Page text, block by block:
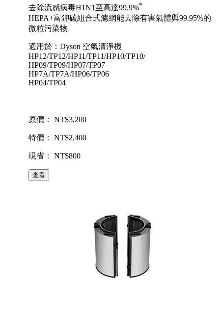
去除流感病毒H1N1至高達99.9%*
HEPA+富鉀碳組合式濾網能去除有害氣體與99.95%的
微粒污染物
適用於：Dyson 空氣清淨機
HP12/TP12/HP11/TP11/HP10/TP10/
HP09/TP09/HP07/TP07
HP7A/TP7A/HP06/TP06
HP04/TP04
原價： NT$3,200
特價： NT$2,400
現省： NT$800
查看